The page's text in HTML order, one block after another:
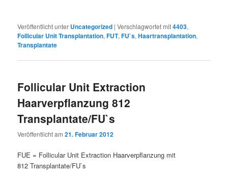
Veröffentlicht unter Uncategorized |Verschlagwortet mit4403,
Follicular Unit Transplantation,FUT,FU`s,Haartransplantation,
Transplantate
Follicular Unit Extraction
Haarverpflanzung 812
Transplantate/FU`s
Veröffentlicht am21. Februar 2012
FUE = Follicular Unit Extraction Haarverpflanzung mit
812 Transplantate/FU`s